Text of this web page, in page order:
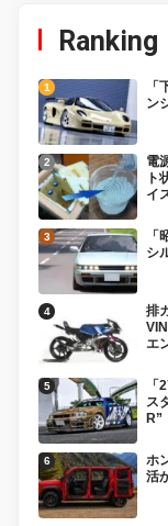
Ranking
ン
電
ト
イ
シ
排
エ
ス
R”
ホ
活